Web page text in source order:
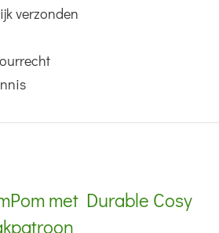
verzonden
met Durable Cosy